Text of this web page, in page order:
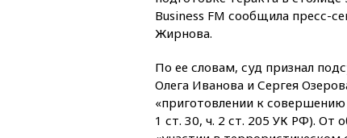
Business FM сообщила пресс-
Жирнова.
По ее словам, суд признал
Олега Иванова и Сергея
«приготовлении к совершению
1 ст. 30, ч. 2 ст. 205 УК РФ). От